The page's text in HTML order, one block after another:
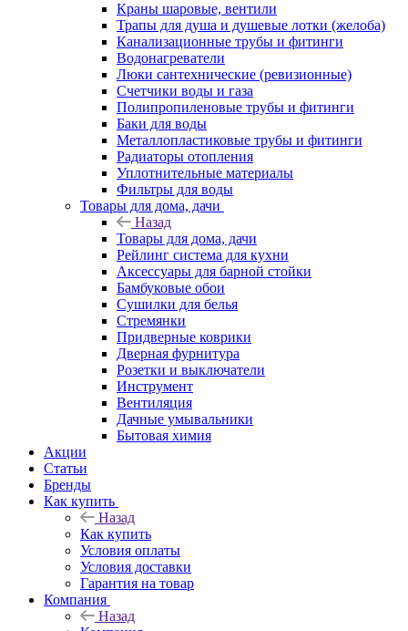
Краны шаровые, вентили
Трапы для душа и душевые лотки (желоба)
Канализационные трубы и фитинги
Водонагреватели
Люки сантехнические (ревизионные)
Счетчики воды и газа
Полипропиленовые трубы и фитинги
Баки для воды
Металлопластиковые трубы и фитинги
Радиаторы отопления
Уплотнительные материалы
Фильтры для воды
Товары для дома, дачи
Назад
Товары для дома, дачи
Рейлинг система для кухни
Аксессуары для барной стойки
Бамбуковые обои
Сушилки для белья
Стремянки
Придверные коврики
Дверная фурнитура
Розетки и выключатели
Инструмент
Вентиляция
Дачные умывальники
Бытовая химия
Акции
Статьи
Бренды
Как купить
Назад
Как купить
Условия оплаты
Условия доставки
Гарантия на товар
Компания
Назад